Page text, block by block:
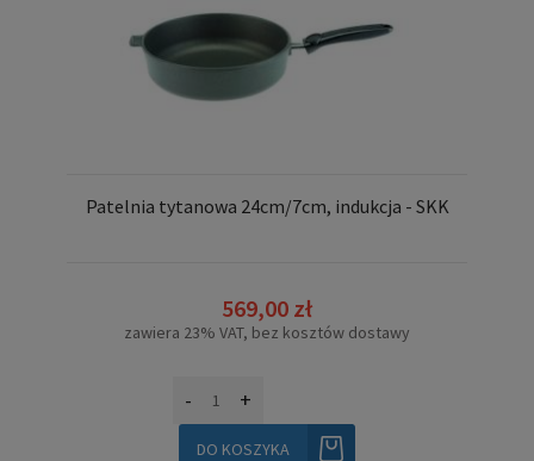
Patelnia tytanowa 24cm/7cm, indukcja - SKK
569,00 zł
zawiera 23% VAT, bez kosztów dostawy
- +
DO KOSZYKA